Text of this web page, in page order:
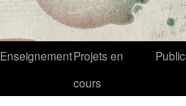
EnseignementProjets en
cours